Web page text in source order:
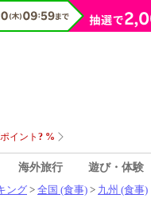
海外旅行 遊び・体験
ング > 全国 (食事) > 九州 (食事)